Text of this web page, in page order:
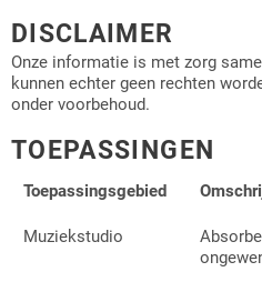
DISCLAIMER
Onze informatie is met zorg
kunnen echter geen rechten
onder voorbehoud.
TOEPASSINGEN
Toepassingsgebied
Muziekstudio